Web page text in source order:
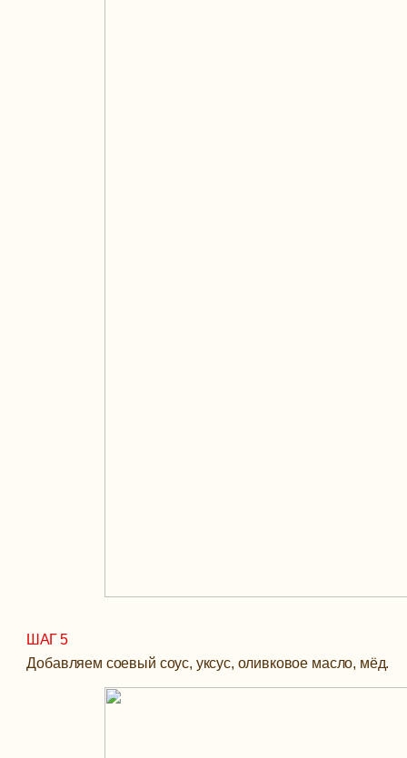
ШАГ 5
Добавляем соевый соус, уксус, оливковое масло, мёд.